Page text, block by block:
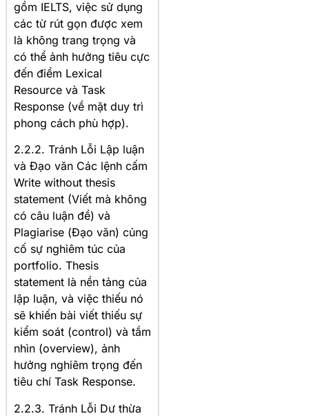
gồm IELTS, việc sử dụng
các từ rút gọn được xem
là không trang trọng và
có thể ảnh hưởng tiêu cực
đến điểm Lexical
Resource và Task
Response (về mặt duy trì
phong cách phù hợp).
2.2.2. Tránh Lỗi Lập luận
và Đạo văn Các lệnh cấm
Write without thesis
statement (Viết mà không
có câu luận đề) và
Plagiarise (Đạo văn) củng
cố sự nghiêm túc của
portfolio. Thesis
statement là nền tảng của
lập luận, và việc thiếu nó
sẽ khiến bài viết thiếu sự
kiểm soát (control) và tầm
nhìn (overview), ảnh
hưởng nghiêm trọng đến
tiêu chí Task Response.
2.2.3. Tránh Lỗi Dư thừa